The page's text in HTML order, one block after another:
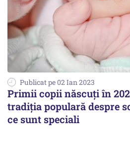
Publicat pe 02 Ian 2023
Primii copii născuți în
tradiția populară despre
ce sunt speciali